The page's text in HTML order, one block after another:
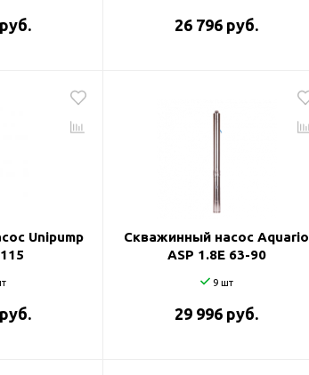
26 796 руб.
Unipump
Скважинный насос Aquario
ASP 1.8Е 63-90
9 шт
29 996 руб.